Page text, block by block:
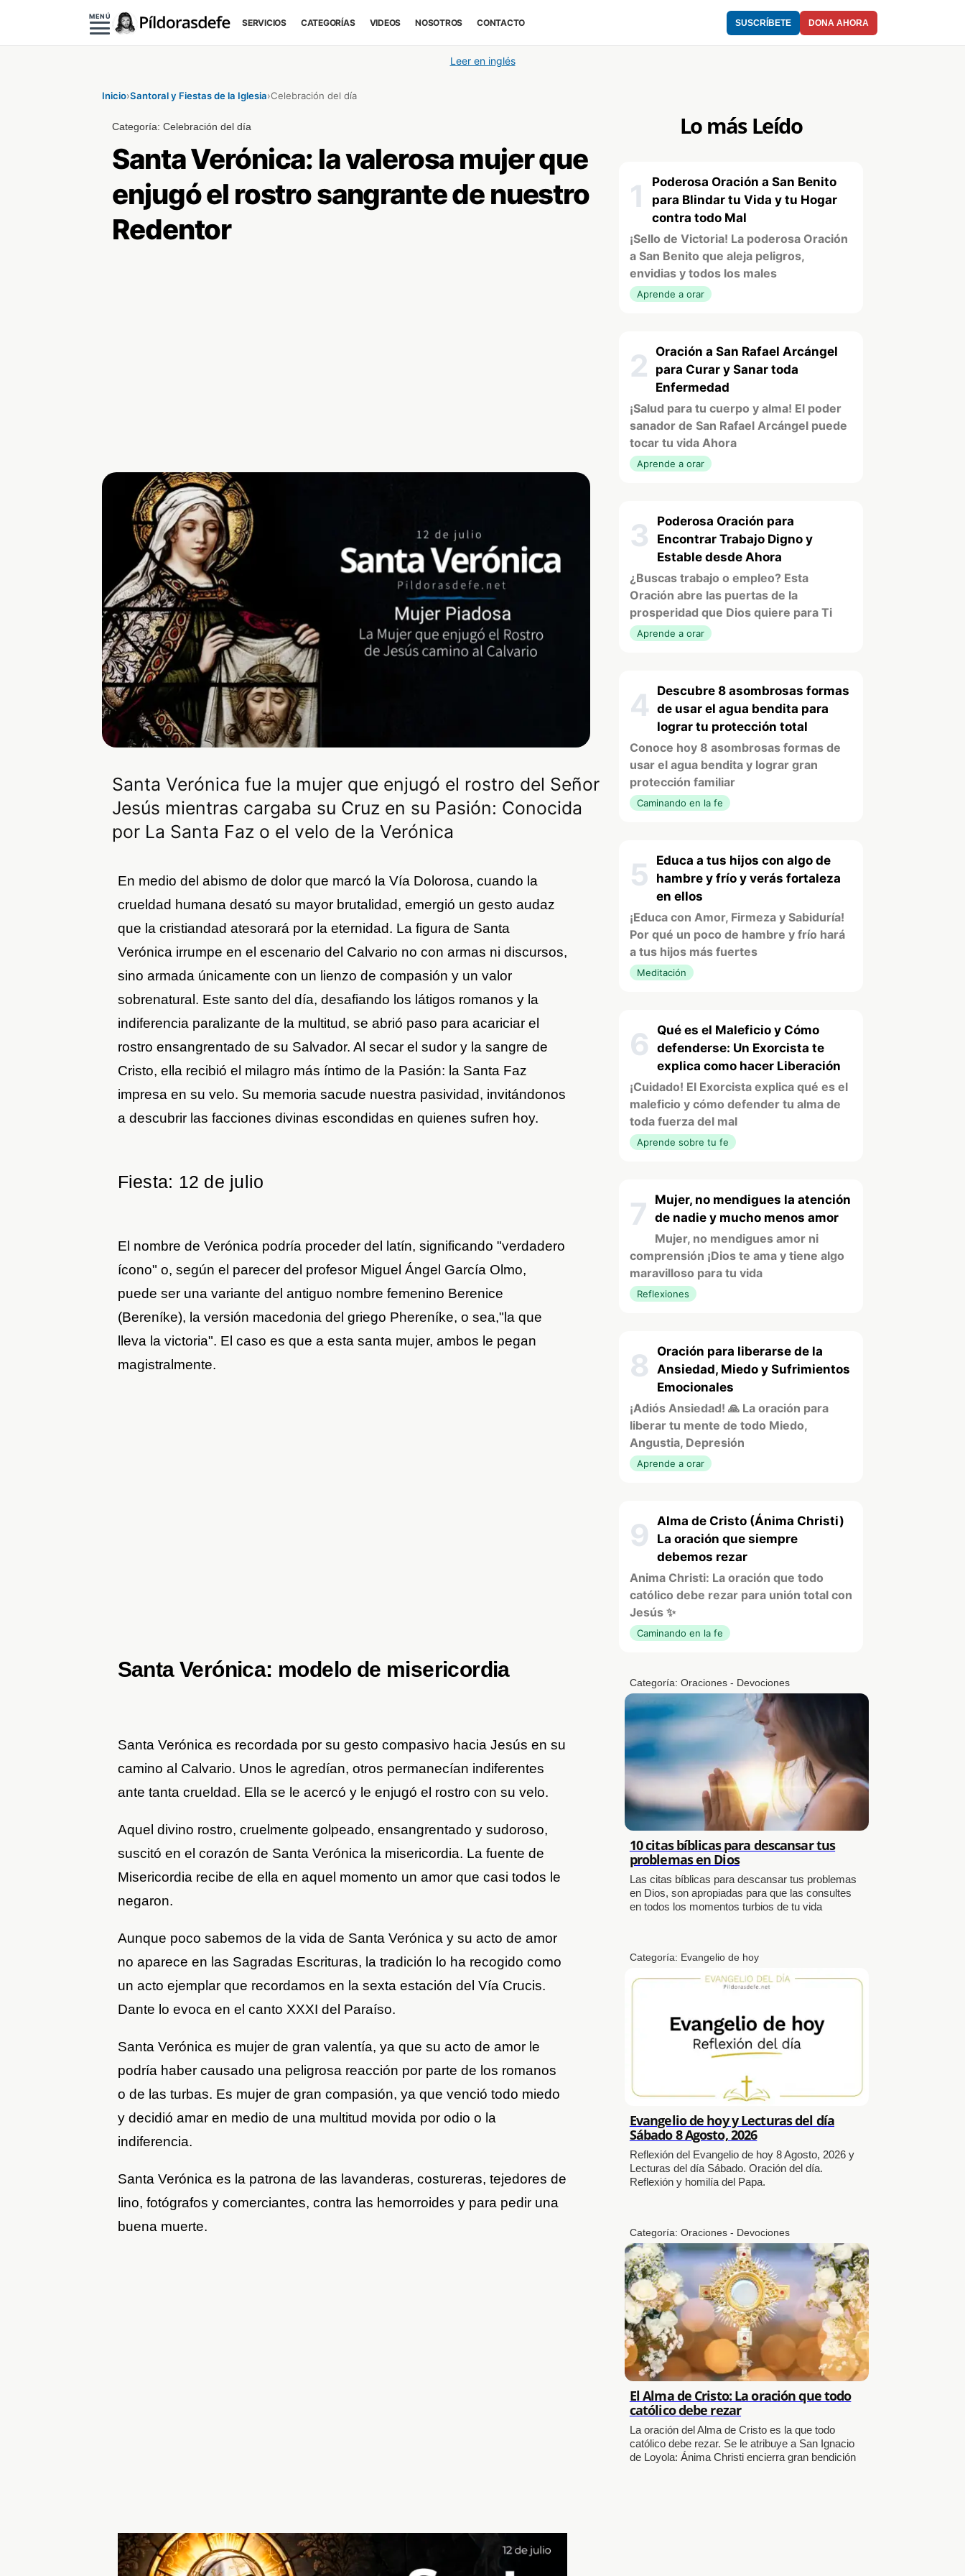
MENÚ
SERVICIOS CATEGORÍAS VIDEOS NOSOTROS CONTACTO SUSCRÍBETE DONA AHORA
Leer en inglés
Inicio›Santoral y Fiestas de la Iglesia›Celebración del día
Categoría:Celebración del día
Santa Verónica: la valerosa mujer que
enjugó el rostro sangrante de nuestro
Redentor
Santa Verónica fue la mujer que enjugó el rostro del Señor
Jesús mientras cargaba su Cruz en su Pasión: Conocida
por La Santa Faz o el velo de la Verónica
En medio del abismo de dolor que marcó la Vía Dolorosa, cuando la
crueldad humana desató su mayor brutalidad, emergió un gesto audaz
que la cristiandad atesorará por la eternidad. La figura de Santa
Verónica irrumpe en el escenario del Calvario no con armas ni discursos,
sino armada únicamente con un lienzo de compasión y un valor
sobrenatural. Este santo del día, desafiando los látigos romanos y la
indiferencia paralizante de la multitud, se abrió paso para acariciar el
rostro ensangrentado de su Salvador. Al secar el sudor y la sangre de
Cristo, ella recibió el milagro más íntimo de la Pasión: la Santa Faz
impresa en su velo. Su memoria sacude nuestra pasividad, invitándonos
a descubrir las facciones divinas escondidas en quienes sufren hoy.
Fiesta: 12 de julio
El nombre de Verónica podría proceder del latín, significando "verdadero
ícono" o, según el parecer del profesor Miguel Ángel García Olmo,
puede ser una variante del antiguo nombre femenino Berenice
(Bereníke), la versión macedonia del griego Phereníke, o sea,"la que
lleva la victoria". El caso es que a esta santa mujer, ambos le pegan
magistralmente.
Santa Verónica: modelo de misericordia
Santa Verónica es recordada por su gesto compasivo hacia Jesús en su
camino al Calvario. Unos le agredían, otros permanecían indiferentes
ante tanta crueldad. Ella se le acercó y le enjugó el rostro con su velo.
Aquel divino rostro, cruelmente golpeado, ensangrentado y sudoroso,
suscitó en el corazón de Santa Verónica la misericordia. La fuente de
Misericordia recibe de ella en aquel momento un amor que casi todos le
negaron.
Aunque poco sabemos de la vida de Santa Verónica y su acto de amor
no aparece en las Sagradas Escrituras, la tradición lo ha recogido como
un acto ejemplar que recordamos en la sexta estación del Vía Crucis.
Dante lo evoca en el canto XXXI del Paraíso.
Santa Verónica es mujer de gran valentía, ya que su acto de amor le
podría haber causado una peligrosa reacción por parte de los romanos
o de las turbas. Es mujer de gran compasión, ya que venció todo miedo
y decidió amar en medio de una multitud movida por odio o la
indiferencia.
Santa Verónica es la patrona de las lavanderas, costureras, tejedores de
lino, fotógrafos y comerciantes, contra las hemorroides y para pedir una
buena muerte.
Lo más Leído
1
Poderosa Oración a San Benito
para Blindar tu Vida y tu Hogar
contra todo Mal
¡Sello de Victoria! La poderosa Oración
a San Benito que aleja peligros,
envidias y todos los males
Aprende a orar
2 Oración a San Rafael Arcángel
para Curar y Sanar toda
Enfermedad
¡Salud para tu cuerpo y alma! El poder
sanador de San Rafael Arcángel puede
tocar tu vida Ahora
Aprende a orar
3
Poderosa Oración para
Encontrar Trabajo Digno y
Estable desde Ahora
¿Buscas trabajo o empleo? Esta
Oración abre las puertas de la
prosperidad que Dios quiere para Ti
Aprende a orar
4
Descubre 8 asombrosas formas
de usar el agua bendita para
lograr tu protección total
Conoce hoy 8 asombrosas formas de
usar el agua bendita y lograr gran
protección familiar
Caminando en la fe
5
Educa a tus hijos con algo de
hambre y frío y verás fortaleza
en ellos
¡Educa con Amor, Firmeza y Sabiduría!
Por qué un poco de hambre y frío hará
a tus hijos más fuertes
Meditación
6
Qué es el Maleficio y Cómo
defenderse: Un Exorcista te
explica como hacer Liberación
¡Cuidado! El Exorcista explica qué es el
maleficio y cómo defender tu alma de
toda fuerza del mal
Aprende sobre tu fe
7
Mujer, no mendigues la atención
de nadie y mucho menos amor
Mujer, no mendigues amor ni
comprensión ¡Dios te ama y tiene algo
maravilloso para tu vida
Reflexiones
8
Oración para liberarse de la
Ansiedad, Miedo y Sufrimientos
Emocionales
¡Adiós Ansiedad! 🙏 La oración para
liberar tu mente de todo Miedo,
Angustia, Depresión
Aprende a orar
9
Alma de Cristo (Ánima Christi)
La oración que siempre
debemos rezar
Anima Christi: La oración que todo
católico debe rezar para unión total con
Jesús ✨
Caminando en la fe
Categoría: Oraciones - Devociones
10 citas bíblicas para descansar tus
problemas en Dios
Las citas bíblicas para descansar tus problemas
en Dios, son apropiadas para que las consultes
en todos los momentos turbios de tu vida
Categoría: Evangelio de hoy
Evangelio de hoy y Lecturas del día
Sábado 8 Agosto, 2026
Reflexión del Evangelio de hoy 8 Agosto, 2026 y
Lecturas del día Sábado. Oración del día.
Reflexión y homilía del Papa.
Categoría: Oraciones - Devociones
El Alma de Cristo: La oración que todo
católico debe rezar
La oración del Alma de Cristo es la que todo
católico debe rezar. Se le atribuye a San Ignacio
de Loyola: Ánima Christi encierra gran bendición